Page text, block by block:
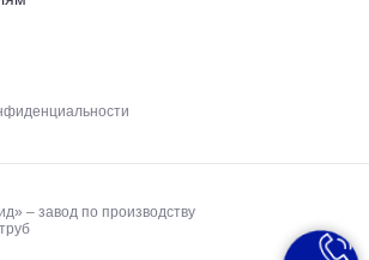
– завод по производству